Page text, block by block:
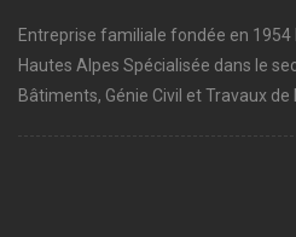
Entreprise familiale fondée en 1954
Hautes Alpes Spécialisée dans le
Bâtiments, Génie Civil et Travaux de